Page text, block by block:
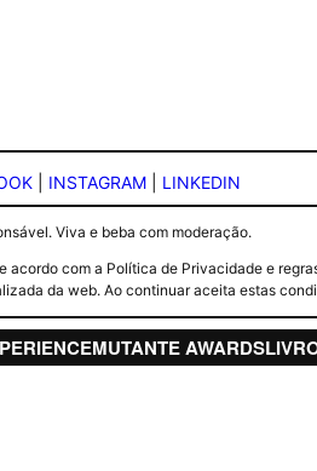
INSTAGRAM LINKEDIN
Viva e beba com moderação.
com a Política de Privacidade e
da web. Ao continuar aceita estas
MUTANTE AWARDS